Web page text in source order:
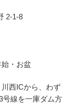
2-1-8
・お盆
西ICから、わず
号線を一庫ダム方